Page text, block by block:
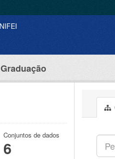
Graduação
Conjuntos de dados
6